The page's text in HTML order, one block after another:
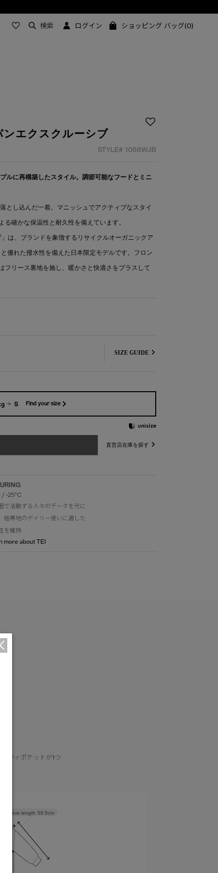
検索 ログイン ショッピング バッグ(0)
エクスクルーシブ
STYLE# 1068WJB
ルに再構築したスタイル。調節可能なフードとミニ
とし込んだ一着。マニッシュでアクティブなスタイ
確かな保温性と耐久性を備えています。
は、ブランドを象徴するリサイクルオーガニックア
優れた撥水性を備えた日本限定モデルです。フロン
フリース裏地を施し、暖かさと快適さをプラスして
SIZE GUIDE
S Find your size
直営店在庫を探す
/ -25°C
で活動する人々のデータを元に
極寒地のデイリー使いに適した
を維持
more about TEI
ティポケットが1つ
Sleeve length 59.5cm